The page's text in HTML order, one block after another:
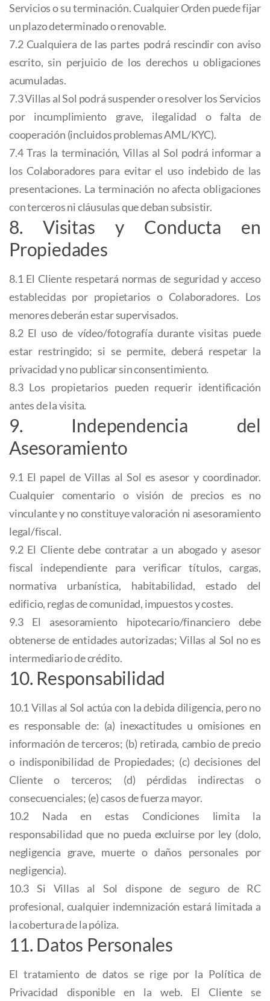
Servicios o su terminación. Cualquier Orden puede fijar
un plazo determinado o renovable.
7.2 Cualquiera de las partes podrá rescindir con aviso
escrito, sin perjuicio de los derechos u obligaciones
acumuladas.
7.3 Villas al Sol podrá suspender o resolver los Servicios
por incumplimiento grave, ilegalidad o falta de
cooperación (incluidos problemas AML/KYC).
7.4 Tras la terminación, Villas al Sol podrá informar a
los Colaboradores para evitar el uso indebido de las
presentaciones. La terminación no afecta obligaciones
con terceros ni cláusulas que deban subsistir.
8. Visitas y Conducta en
Propiedades
8.1 El Cliente respetará normas de seguridad y acceso
establecidas por propietarios o Colaboradores. Los
menores deberán estar supervisados.
8.2 El uso de vídeo/fotografía durante visitas puede
estar restringido; si se permite, deberá respetar la
privacidad y no publicar sin consentimiento.
8.3 Los propietarios pueden requerir identificación
antes de la visita.
9. Independencia del
Asesoramiento
9.1 El papel de Villas al Sol es asesor y coordinador.
Cualquier comentario o visión de precios es no
vinculante y no constituye valoración ni asesoramiento
legal/fiscal.
9.2 El Cliente debe contratar a un abogado y asesor
fiscal independiente para verificar títulos, cargas,
normativa urbanística, habitabilidad, estado del
edificio, reglas de comunidad, impuestos y costes.
9.3 El asesoramiento hipotecario/financiero debe
obtenerse de entidades autorizadas; Villas al Sol no es
intermediario de crédito.
10. Responsabilidad
10.1 Villas al Sol actúa con la debida diligencia, pero no
es responsable de: (a) inexactitudes u omisiones en
información de terceros; (b) retirada, cambio de precio
o indisponibilidad de Propiedades; (c) decisiones del
Cliente o terceros; (d) pérdidas indirectas o
consecuenciales; (e) casos de fuerza mayor.
10.2 Nada en estas Condiciones limita la
responsabilidad que no pueda excluirse por ley (dolo,
negligencia grave, muerte o daños personales por
negligencia).
10.3 Si Villas al Sol dispone de seguro de RC
profesional, cualquier indemnización estará limitada a
la cobertura de la póliza.
11. Datos Personales
El tratamiento de datos se rige por la Política de
Privacidad disponible en la web. El Cliente se